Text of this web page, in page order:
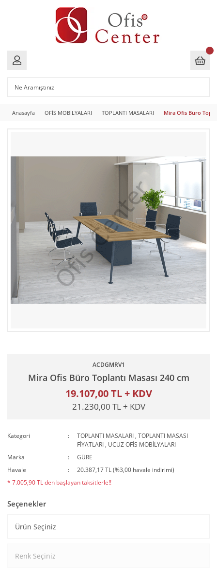
Anasayfa OFİS MOBİLYALARI TOPLANTI MASALARI Mira Ofis Büro
ACDGMRV1
Mira Ofis Büro Toplantı Masası 240 cm
19.107,00 TL + KDV
21.230,00 TL + KDV
Kategori TOPLANTI MASALARI ,TOPLANTI MASASI
FİYATLARI , UCUZ OFİS MOBİLYALARI
Marka
GÜRE
Havale
20.387,17 TL (%3,00 havale indirimi)
* 7.005,90 TL den başlayan taksitlerle!!
Seçenekler